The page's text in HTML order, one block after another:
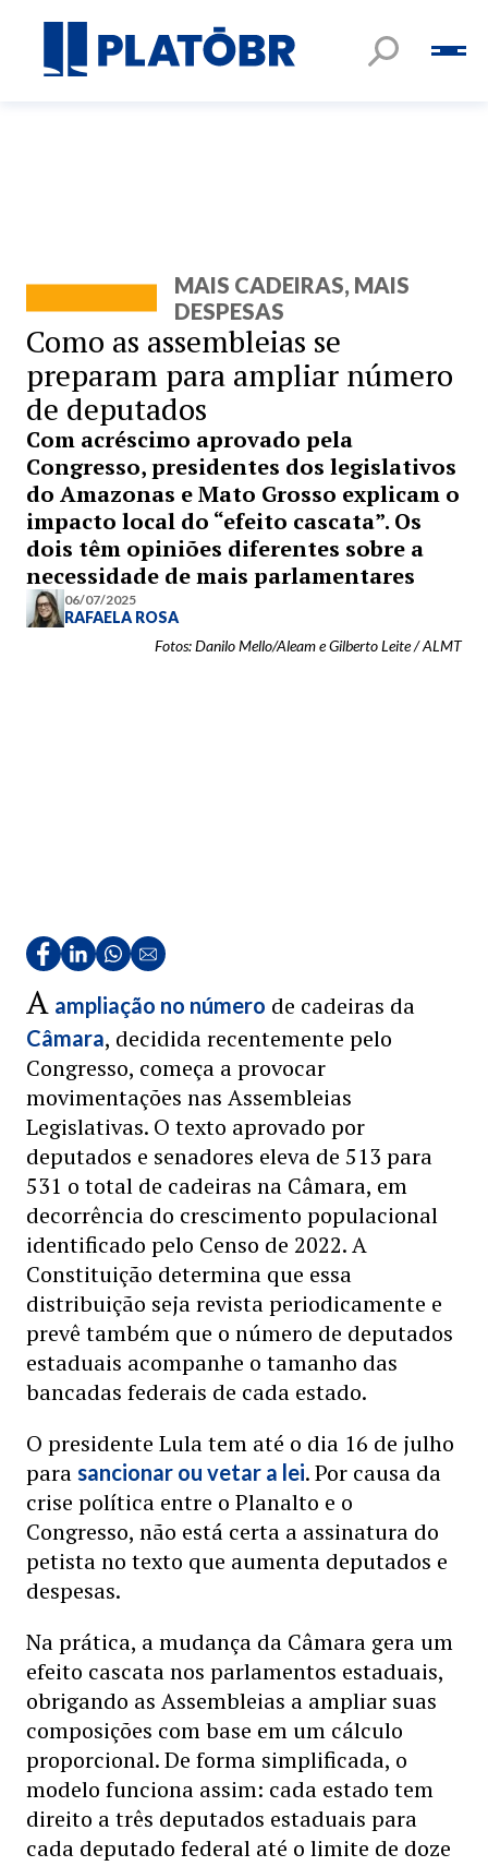
MAIS CADEIRAS, MAIS
DESPESAS
Como as assembleias se
preparam para ampliar número
de deputados
Com acréscimo aprovado pela
Congresso, presidentes dos legislativos
do Amazonas e Mato Grosso explicam o
impacto local do “efeito cascata”. Os
dois têm opiniões diferentes sobre a
necessidade de mais parlamentares
06/07/2025
RAFAELA ROSA
Fotos: Danilo Mello/Aleam e Gilberto Leite / ALMT
A ampliação no número de cadeiras da
Câmara, decidida recentemente pelo
Congresso, começa a provocar
movimentações nas Assembleias
Legislativas. O texto aprovado por
deputados e senadores eleva de 513 para
531 o total de cadeiras na Câmara, em
decorrência do crescimento populacional
identificado pelo Censo de 2022. A
Constituição determina que essa
distribuição seja revista periodicamente e
prevê também que o número de deputados
estaduais acompanhe o tamanho das
bancadas federais de cada estado.
O presidente Lula tem até o dia 16 de julho
para sancionar ou vetar a lei. Por causa da
crise política entre o Planalto e o
Congresso, não está certa a assinatura do
petista no texto que aumenta deputados e
despesas.
Na prática, a mudança da Câmara gera um
efeito cascata nos parlamentos estaduais,
obrigando as Assembleias a ampliar suas
composições com base em um cálculo
proporcional. De forma simplificada, o
modelo funciona assim: cada estado tem
direito a três deputados estaduais para
cada deputado federal até o limite de doze